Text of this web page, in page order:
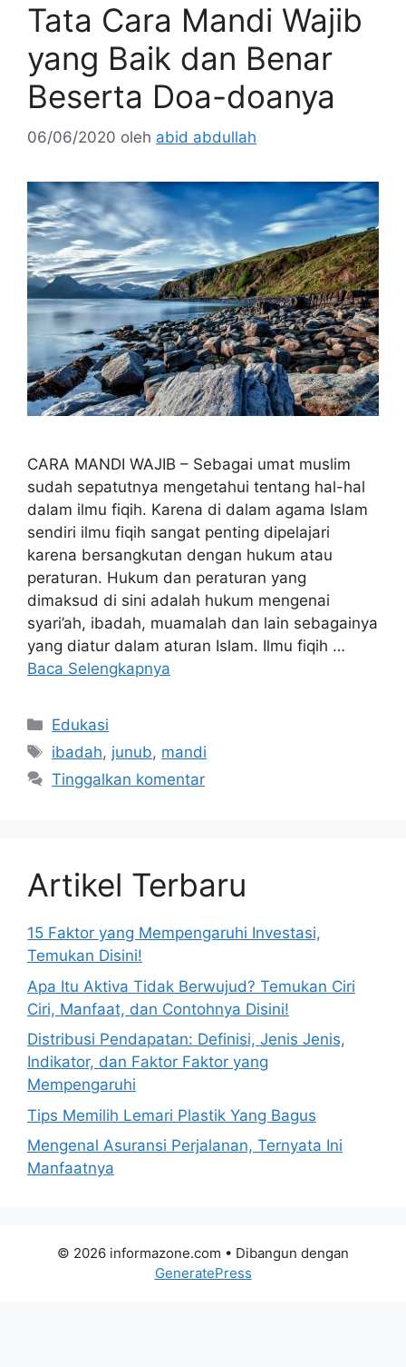
Tata Cara Mandi Wajib
yang Baik dan Benar
Beserta Doa-doanya
06/06/2020 oleh abid abdullah
CARA MANDI WAJIB – Sebagai umat muslim
sudah sepatutnya mengetahui tentang hal-hal
dalam ilmu fiqih. Karena di dalam agama Islam
sendiri ilmu fiqih sangat penting dipelajari
karena bersangkutan dengan hukum atau
peraturan. Hukum dan peraturan yang
dimaksud di sini adalah hukum mengenai
syari’ah, ibadah, muamalah dan lain sebagainya
yang diatur dalam aturan Islam. Ilmu fiqih …
Baca Selengkapnya
Kategori
Edukasi
Tag
ibadah, junub, mandi
Tinggalkan komentar
Artikel Terbaru
15 Faktor yang Mempengaruhi Investasi,
Temukan Disini!
Apa Itu Aktiva Tidak Berwujud? Temukan Ciri
Ciri, Manfaat, dan Contohnya Disini!
Distribusi Pendapatan: Definisi, Jenis Jenis,
Indikator, dan Faktor Faktor yang
Mempengaruhi
Tips Memilih Lemari Plastik Yang Bagus
Mengenal Asuransi Perjalanan, Ternyata Ini
Manfaatnya
© 2026 informazone.com • Dibangun dengan
GeneratePress